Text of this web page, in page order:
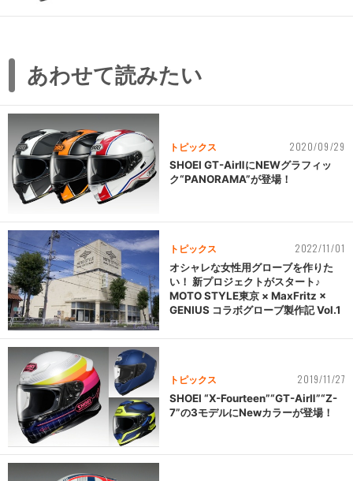
あわせて読みたい
トピックス 2020/09/29
SHOEI GT-AirⅡにNEWグラフィッ
ク“PANORAMA”が登場！
トピックス 2022/11/01
オシャレな女性用グローブを作りた
い！ 新プロジェクトがスタート♪
MOTO STYLE東京 × MaxFritz ×
GENIUS コラボグローブ製作記 Vol.1
トピックス 2019/11/27
SHOEI “X-Fourteen”“GT-AirⅡ”“Z-
7”の3モデルにNewカラーが登場！